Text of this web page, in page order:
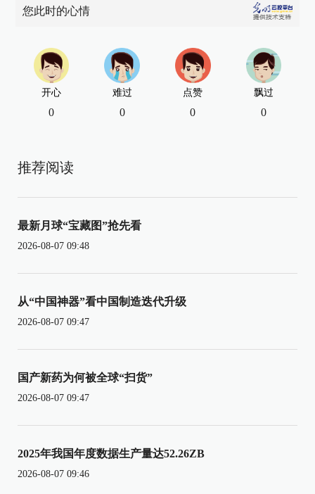
您此时的心情
开心
0
难过
0
点赞
0
飘过
0
推荐阅读
最新月球“宝藏图”抢先看
2026-08-07 09:48
从“中国神器”看中国制造迭代升级
2026-08-07 09:47
国产新药为何被全球“扫货”
2026-08-07 09:47
2025年我国年度数据生产量达52.26ZB
2026-08-07 09:46